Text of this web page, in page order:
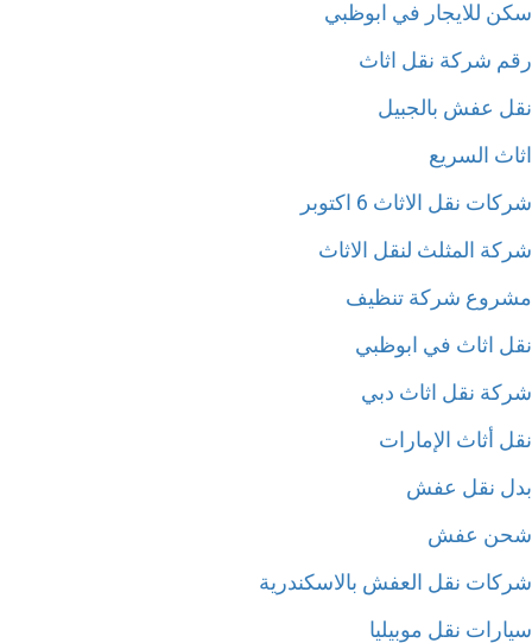
للايجار في ابوظبي
شركة نقل اثاث
عفش بالجبيل
السريع
نقل الاثاث 6 اكتوبر
المثلث لنقل الاثاث
شركة تنظيف
اثاث في ابوظبي
نقل اثاث دبي
أثاث الإمارات
نقل عفش
عفش
نقل العفش بالاسكندرية
نقل موبيليا